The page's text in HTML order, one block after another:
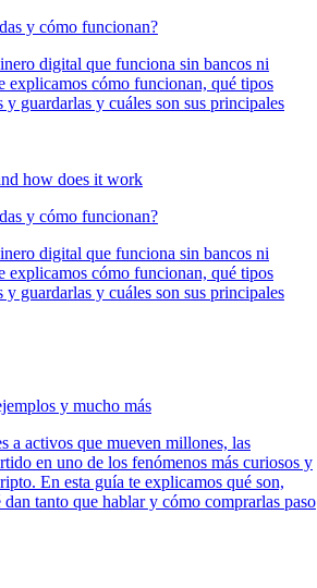
y cómo funcionan?
digital que funciona sin bancos ni
explicamos cómo funcionan, qué tipos
guardarlas y cuáles son sus principales
y cómo funcionan?
digital que funciona sin bancos ni
explicamos cómo funcionan, qué tipos
guardarlas y cuáles son sus principales
y mucho más
a activos que mueven millones, las
en uno de los fenómenos más curiosos y
En esta guía te explicamos qué son,
tanto que hablar y cómo comprarlas paso